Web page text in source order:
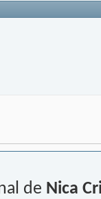
de Nica